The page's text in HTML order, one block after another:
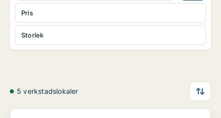
Storlek
Pris
5 verkstadslokaler
Industrilokal i Askersund